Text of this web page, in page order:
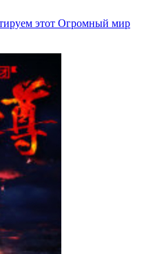
этот Огромный мир